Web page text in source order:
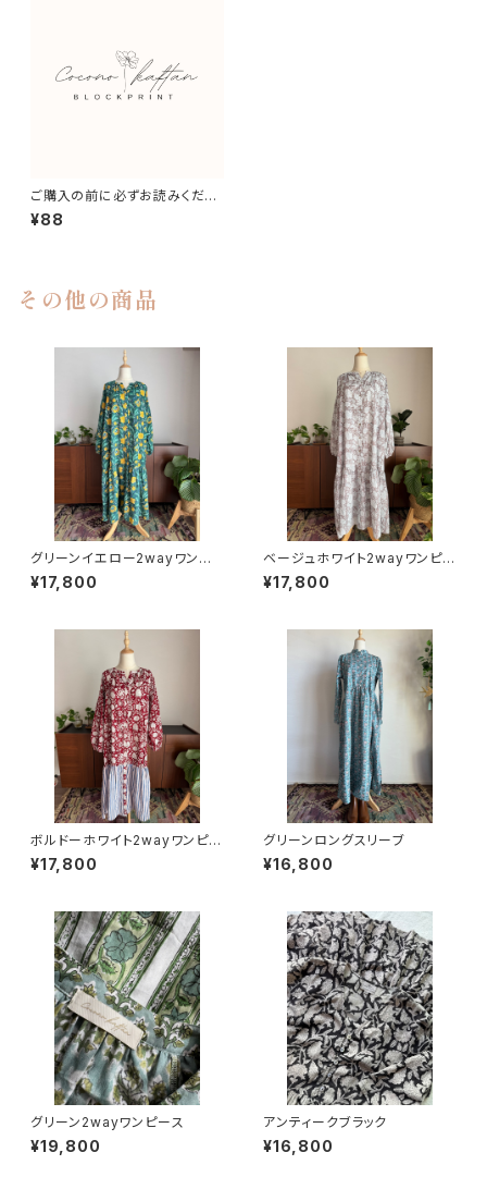
ご購入の前に必ずお読みくださ
い。
¥88
その他の商品
グリーンイエロー2wayワンピ
ース
¥17,800
ベージュホワイト2wayワンピー
ス
¥17,800
ボルドーホワイト2wayワンピー
ス
¥17,800
グリーンロングスリーブ
¥16,800
グリーン2wayワンピース
¥19,800
アンティークブラック
¥16,800